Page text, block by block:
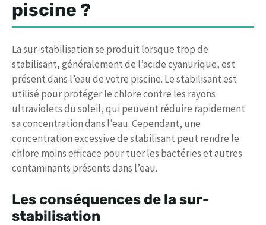
piscine ?
La sur-stabilisation se produit lorsque trop de
stabilisant, généralement de l’acide cyanurique, est
présent dans l’eau de votre piscine. Le stabilisant est
utilisé pour protéger le chlore contre les rayons
ultraviolets du soleil, qui peuvent réduire rapidement
sa concentration dans l’eau. Cependant, une
concentration excessive de stabilisant peut rendre le
chlore moins efficace pour tuer les bactéries et autres
contaminants présents dans l’eau.
Les conséquences de la sur-
stabilisation